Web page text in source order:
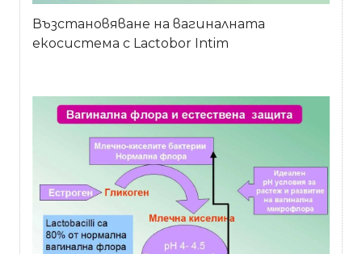
Възстановяване на вагиналната
екосистема с Lactobor Intim